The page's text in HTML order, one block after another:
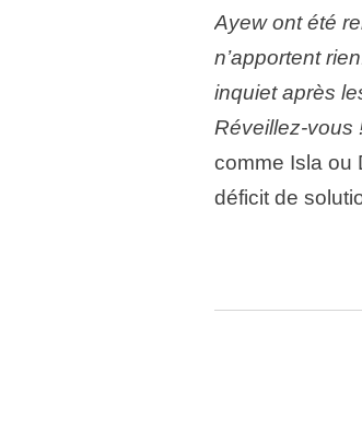
Ayew ont été
n’apportent
inquiet après
Réveillez-vous
comme Isla ou
déficit de